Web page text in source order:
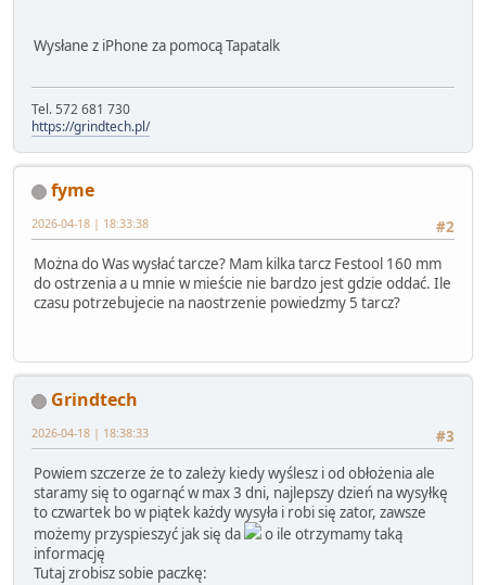
Wysłane z iPhone za pomocą Tapatalk
Tel. 572 681 730
https://grindtech.pl/
fyme
#2
2026-04-18 | 18:33:38
Można do Was wysłać tarcze? Mam kilka tarcz Festool 160 mm
do ostrzenia a u mnie w mieście nie bardzo jest gdzie oddać. Ile
czasu potrzebujecie na naostrzenie powiedzmy 5 tarcz?
Grindtech
#3
2026-04-18 | 18:38:33
Powiem szczerze że to zależy kiedy wyślesz i od obłożenia ale
staramy się to ogarnąć w max 3 dni, najlepszy dzień na wysyłkę
to czwartek bo w piątek każdy wysyła i robi się zator, zawsze
możemy przyspieszyć jak się da
o ile otrzymamy taką
informację
Tutaj zrobisz sobie paczkę: